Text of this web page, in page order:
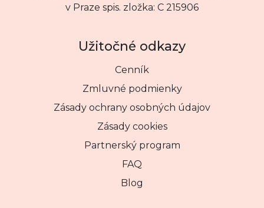
v Praze spis. zložka: C 215906
Užitočné odkazy
Cenník
Zmluvné podmienky
Zásady ochrany osobných údajov
Zásady cookies
Partnerský program
FAQ
Blog